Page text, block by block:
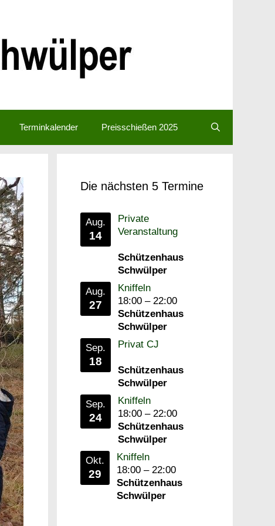
Terminkalender Preisschießen 2025
Die nächsten 5 Termine
Aug.
14
Private
Veranstaltung
Schützenhaus
Schwülper
Aug.
27
Kniffeln
18:00 – 22:00
Schützenhaus
Schwülper
Sep.
18
Privat CJ
Schützenhaus
Schwülper
Sep.
24
Kniffeln
18:00 – 22:00
Schützenhaus
Schwülper
Okt.
29
Kniffeln
18:00 – 22:00
Schützenhaus
Schwülper